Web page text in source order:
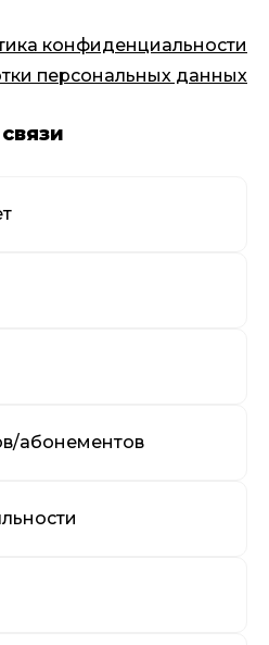
конфиденциальности
персональных данных
абонементов